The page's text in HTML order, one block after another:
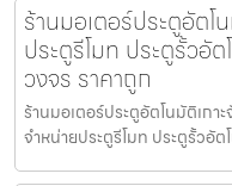
ร้านมอเตอร์ประตูอัต
ประตูรีโมท ประตูรั้วอั
วงจร ราคาถูก
ร้านมอเตอร์ประตูอัตโนมัติเก
จำหน่ายประตูรีโมท ประตูรั้วอั